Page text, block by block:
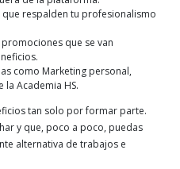
respalden tu profesionalismo
que se van
como Marketing personal,
la Academia HS.
tan solo por formar parte.
y que, poco a poco, puedas
alternativa de trabajos e